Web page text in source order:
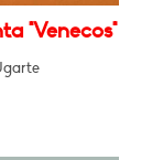
"Venecos"